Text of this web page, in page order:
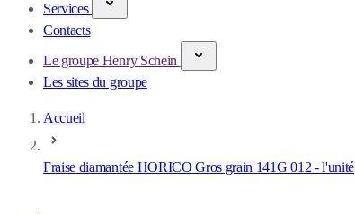
Services
Contacts
Le groupe Henry Schein
Les sites du groupe
Accueil
Fraise diamantée HORICO Gros grain 141G 012 - l'unité